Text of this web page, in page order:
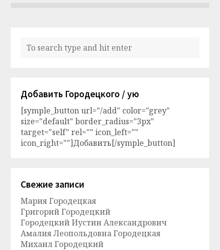
Добавить Городецкого / ую
[symple_button url="/add" color="grey"
size="default" border_radius="3px"
target="self" rel="" icon_left=""
icon_right=""]Добавить[/symple_button]
Свежие записи
Мария Городецкая
Григорий Городецкий
Городецкий Иустин Александрович
Амалия Леопольдовна Городецкая
Михаил Городецкий